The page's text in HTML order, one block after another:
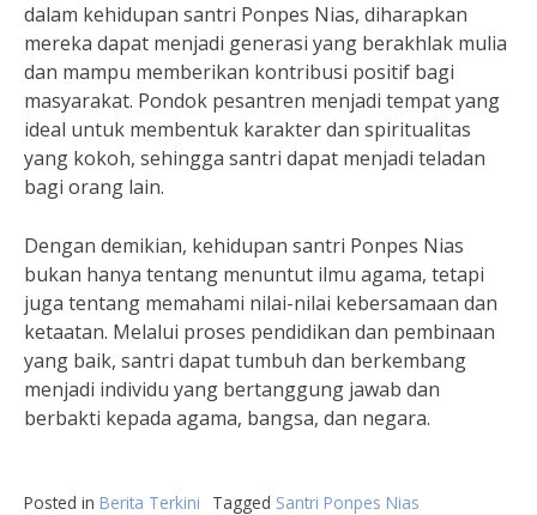
dalam kehidupan santri Ponpes Nias, diharapkan
mereka dapat menjadi generasi yang berakhlak mulia
dan mampu memberikan kontribusi positif bagi
masyarakat. Pondok pesantren menjadi tempat yang
ideal untuk membentuk karakter dan spiritualitas
yang kokoh, sehingga santri dapat menjadi teladan
bagi orang lain.
Dengan demikian, kehidupan santri Ponpes Nias
bukan hanya tentang menuntut ilmu agama, tetapi
juga tentang memahami nilai-nilai kebersamaan dan
ketaatan. Melalui proses pendidikan dan pembinaan
yang baik, santri dapat tumbuh dan berkembang
menjadi individu yang bertanggung jawab dan
berbakti kepada agama, bangsa, dan negara.
Posted in Berita Terkini Tagged Santri Ponpes Nias